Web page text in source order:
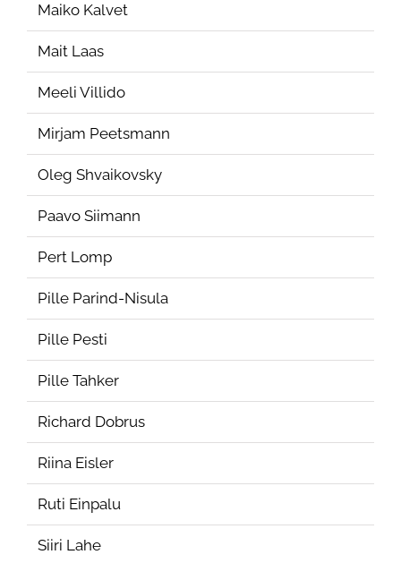
Maiko Kalvet
Mait Laas
Meeli Villido
Mirjam Peetsmann
Oleg Shvaikovsky
Paavo Siimann
Pert Lomp
Pille Parind-Nisula
Pille Pesti
Pille Tahker
Richard Dobrus
Riina Eisler
Ruti Einpalu
Siiri Lahe